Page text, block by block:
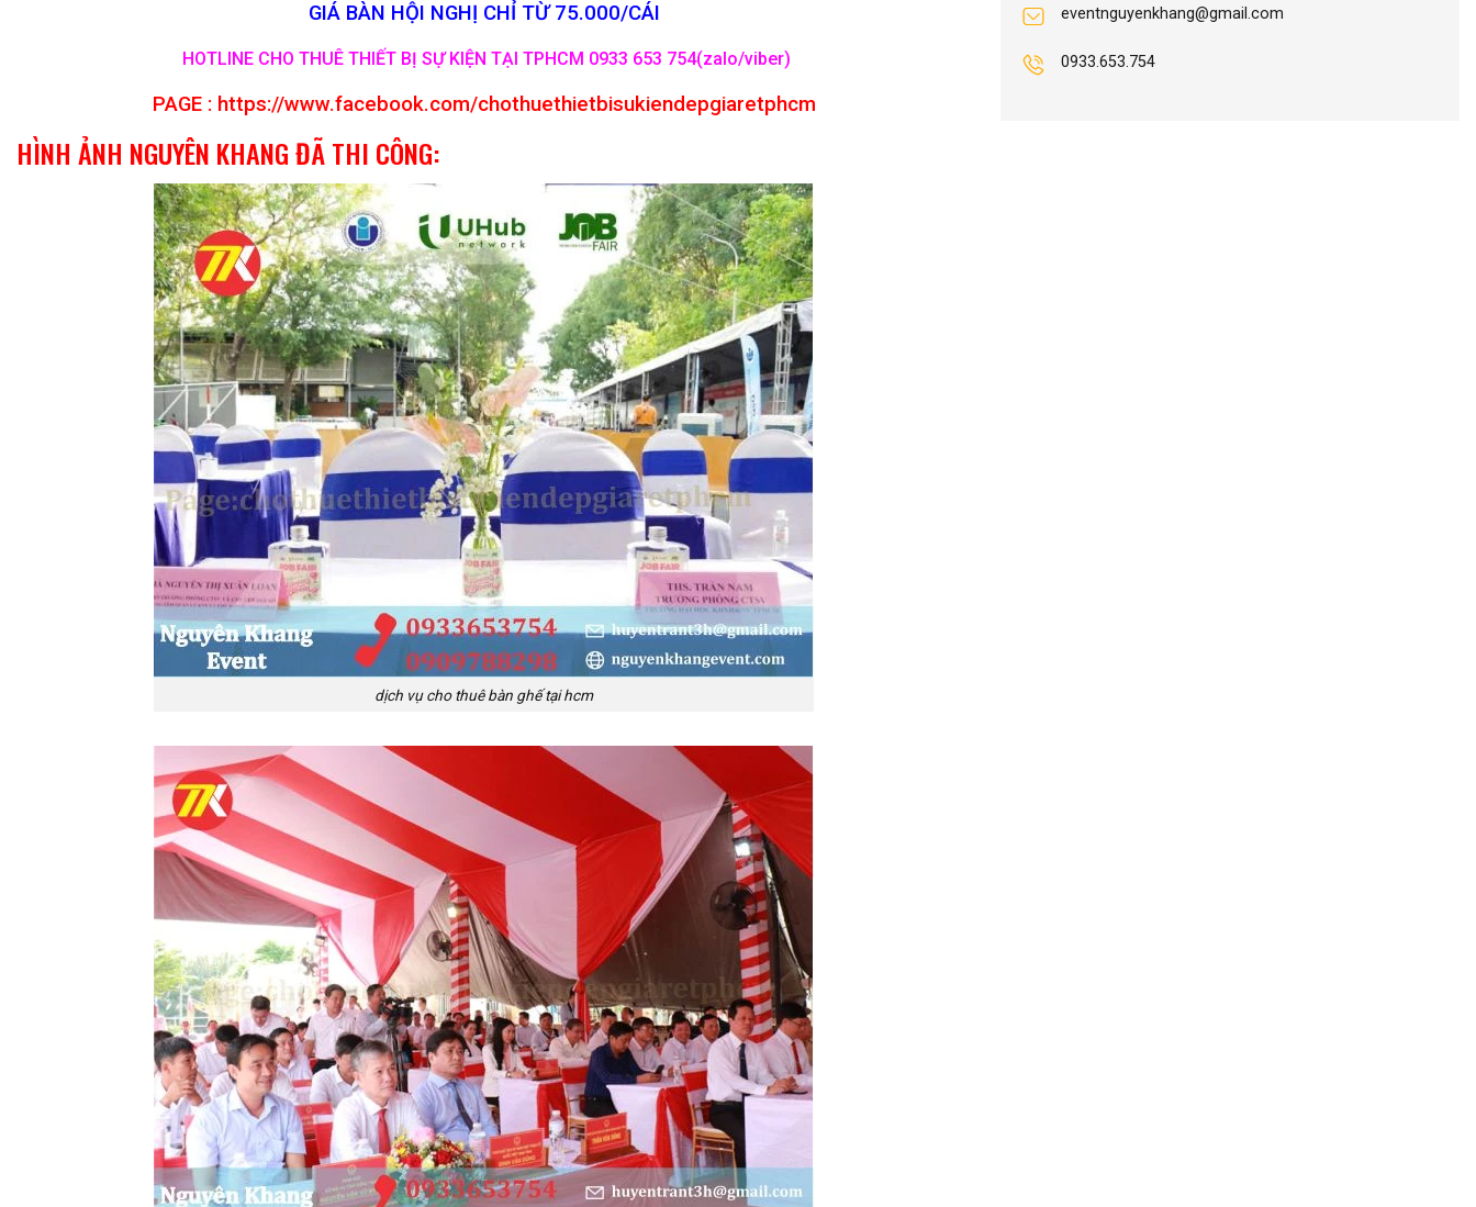
GIÁ BÀN HỘI NGHỊ CHỈ TỪ 75.000/CÁI
HOTLINE CHO THUÊ THIẾT BỊ SỰ KIỆN TẠI TPHCM 0933 653 754(zalo/viber)
PAGE :https://www.facebook.com/chothuethietbisukiendepgiaretphcm
HÌNH ẢNH NGUYÊN KHANG ĐÃ THI CÔNG:
dịch vụ cho thuê bàn ghế tại hcm
eventnguyenkhang@gmail.com
0933.653.754